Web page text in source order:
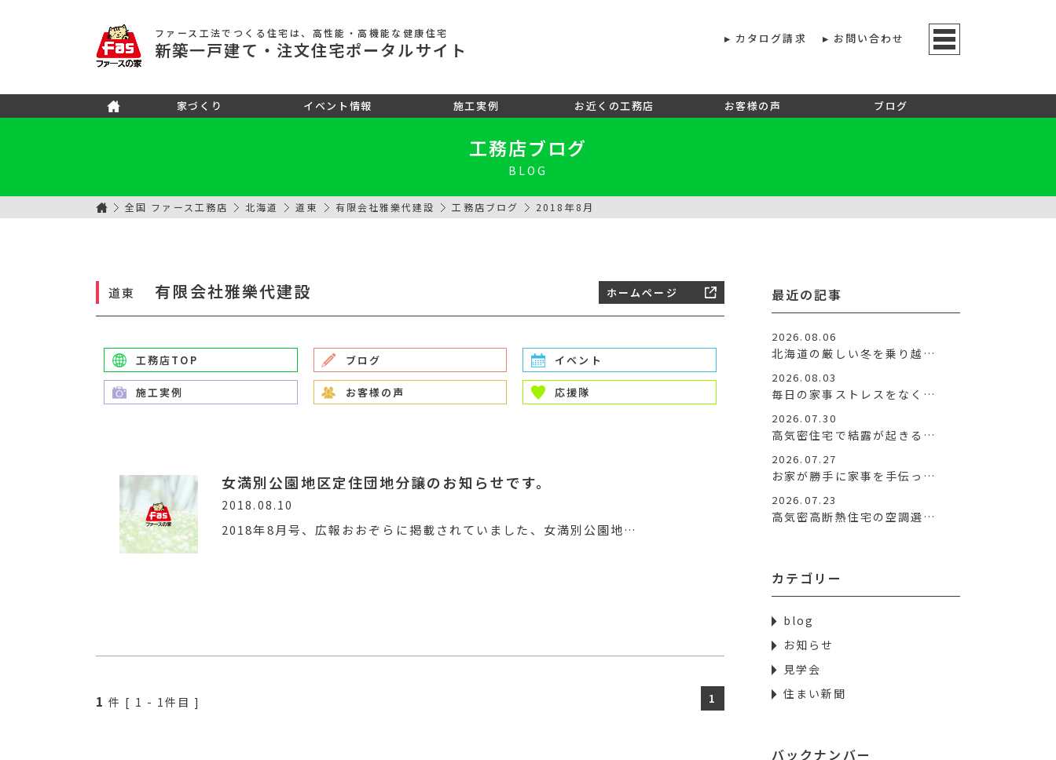
ファース工法でつくる住宅 は、高性能・高機能な健康住宅
新築一戸建て ・注文住宅ポータルサイト
カタログ請求 お問い合わせ
家づくり イベント情報 施工実例 お近くの工務店 お客様の声 ブログ
工務店ブログ
BLOG
全国 ファース工務店 北海道 道東 有限会社雅樂代建設 工務店ブログ 2018年8月
道東 有限会社雅樂代建設 ホームページ
工務店TOP ブログ イベント
施工実例 お客様の声 応援隊
女満別公園地区定住団地分譲のお知らせです。
2018.08.10
2018年8月号、広報おおぞらに掲載されていました、女満別公園地…
1 件 [ 1 - 1件目 ] 1
最近の記事
2026.08.06
北海道の厳しい冬を乗り越…
2026.08.03
毎日の家事ストレスをなく…
2026.07.30
高気密住宅で結露が起きる…
2026.07.27
お家が勝手に家事を手伝っ…
2026.07.23
高気密高断熱住宅の空調選…
カテゴリー
blog
お知らせ
見学会
住まい新聞
バックナンバー